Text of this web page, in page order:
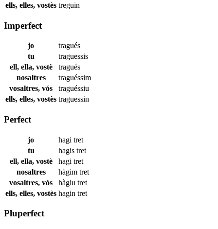
ells, elles, vostès treguin
Imperfect
jo
tragués
tu
traguessis
ell, ella, vostè
tragués
nosaltres
traguéssim
vosaltres, vós
traguéssiu
ells, elles, vostès traguessin
Perfect
jo hagi tret
tu
hagis tret
ell, ella, vostè
hagi tret
nosaltres
hàgim tret
vosaltres, vós
hàgiu tret
ells, elles, vostès hagin tret
Pluperfect